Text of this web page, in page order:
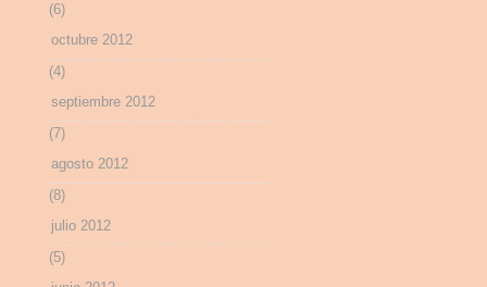
(6)
octubre 2012
(4)
septiembre 2012
(7)
agosto 2012
(8)
julio 2012
(5)